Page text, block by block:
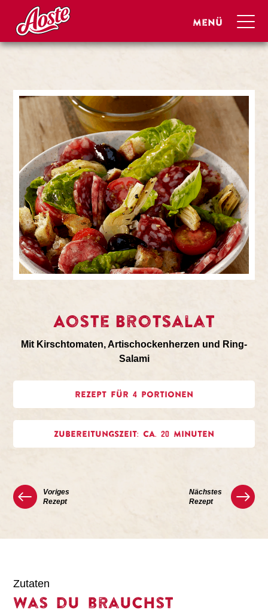
Aoste Brotsalat
Mit Kirschtomaten, Artischockenherzen und Ring-
Salami
REZEPT FÜR 4 PORTIONEN
ZUBEREITUNGSZEIT: CA. 20 MINUTEN
Nächstes
Rezept
Voriges
Rezept
Zutaten
Was du brauchst